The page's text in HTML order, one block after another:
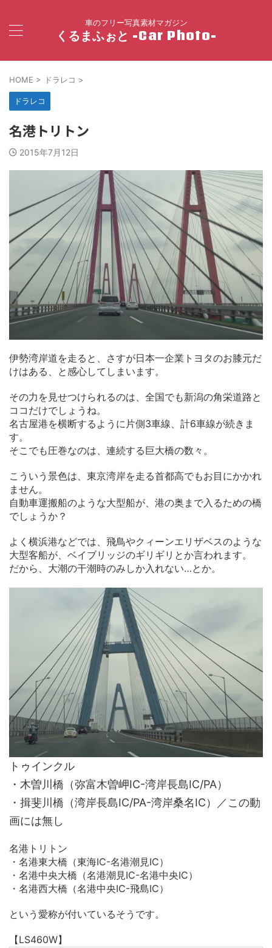
車のフリー写真素材マガジン
くるまふぉと -Car Photo-
HOME > ドラレコ >
ドラレコ
名港トリトン
2015年7月12日
伊勢湾岸道を走ると、さすが日本一企業トヨタのお膝元だ
けはある、と感心してしまいます。
その力を見せつけられるのは、全国でも新潟の角栄道路と
ココだけでしょうね。
名古屋港を横断するように片側3車線、計6車線が続きま
す。
そこでも圧巻なのは、連続する巨大橋の数々。
こういう景色は、東京湾岸を走る首都高でもお目にかかれ
ません。
自動車運搬船のような大型船が、港の奥まで入るための橋
でしょうか？
よく横浜港などでは、飛鳥やクィーンエリザベスのような
大型客船が、ベイブリッジのギリギリとか言われます。
だから、大潮の干潮時のみしか入れない…とか。
トゥインクル
・木曽川橋（弥富木曽岬IC-湾岸長島IC/PA）
・揖斐川橋（湾岸長島IC/PA-湾岸桑名IC）／この動
画には無し
名港トリトン
・名港東大橋（東海IC-名港潮見IC）
・名港中央大橋（名港潮見IC-名港中央IC）
・名港西大橋（名港中央IC-飛島IC）
という愛称が付いているそうです。
【LS460W】